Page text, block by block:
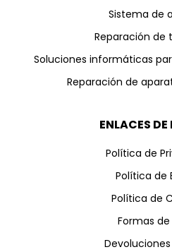
Sistema de
Reparación de
Soluciones informáticas
Reparación de
ENLACES DE
Política de
Política de
Política de
Formas